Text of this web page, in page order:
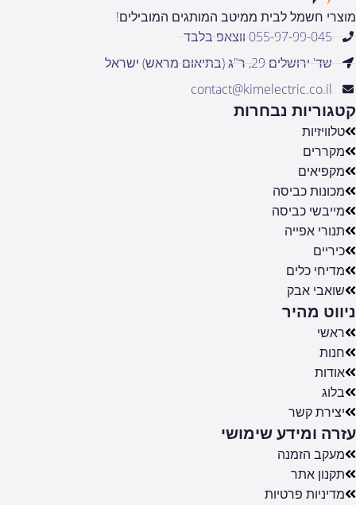
מוצרי חשמל לבית ממיטב המותגים המובילים!
055-97-99-045 ווצאפ בלבד
שד' ירושלים 29, ר"ג (בתיאום מראש) ישראל
contact@kimelectric.co.il
קטגוריות נבחרות
טלוויזיות
מקררים
מקפיאים
מכונות כביסה
מייבשי כביסה
תנורי אפייה
כיריים
מדיחי כלים
שואבי אבק
ניווט מהיר
ראשי
חנות
אודות
בלוג
יצירת קשר
עזרה ומידע שימושי
מעקב הזמנה
תקנון אתר
מדיניות פרטיות